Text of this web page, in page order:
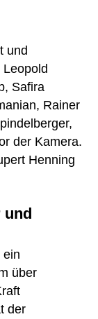
und
Safira
Rainer
der Kamera.
Henning
und
ein
über
der